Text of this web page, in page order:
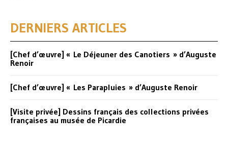
DERNIERS ARTICLES
[Chef d’œuvre] « Le Déjeuner des Canotiers » d’Auguste
Renoir
[Chef d’œuvre] « Les Parapluies » d’Auguste Renoir
[Visite privée] Dessins français des collections privées
françaises au musée de Picardie